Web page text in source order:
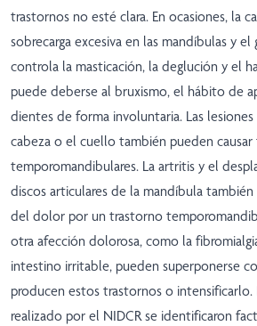
trastornos no esté clara. En ocasiones, la
sobrecarga excesiva en las mandíbulas y
controla la masticación, la deglución y el
puede deberse al bruxismo, el hábito de
dientes de forma involuntaria. Las
cabeza o el cuello también pueden
temporomandibulares. La artritis y el
discos articulares de la mandíbula
del dolor por un trastorno
otra afección dolorosa, como la
intestino irritable, pueden superponerse
producen estos trastornos o
realizado por el NIDCR se identificaron